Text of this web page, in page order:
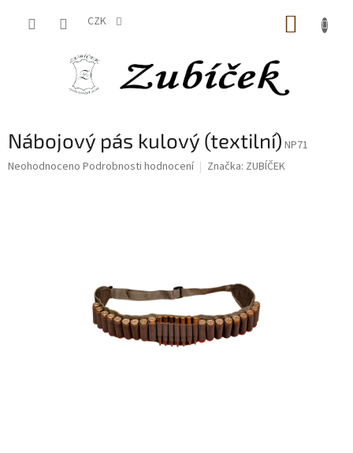
CZK
Nábojový pás kulový (textilní) NP71
Průměrné
Neohodnoceno Podrobnosti hodnocení Značka: ZUBÍČEK